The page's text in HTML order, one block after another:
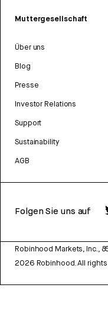
Muttergesellschaft
Über uns
Blog
Presse
Investor Relations
Support
Sustainability
AGB
Folgen Sie uns auf
Robinhood Markets, Inc.,
2026 Robinhood. All